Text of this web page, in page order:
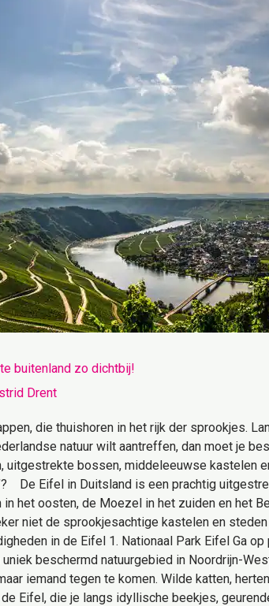
buitenland zo dichtbij!
Drent
die thuishoren in het rijk der sprookjes.
natuur wilt aantreffen, dan moet je
uitgestrekte bossen, middeleeuwse
De Eifel in Duitsland is een prachtig
het oosten, de Moezel in het zuiden en het
niet de sprookjesachtige kastelen en
in de Eifel 1. Nationaal Park Eifel Ga
uniek beschermd natuurgebied in Noordrijn-
iemand tegen te komen. Wilde katten,
Eifel, die je langs idyllische beekjes,